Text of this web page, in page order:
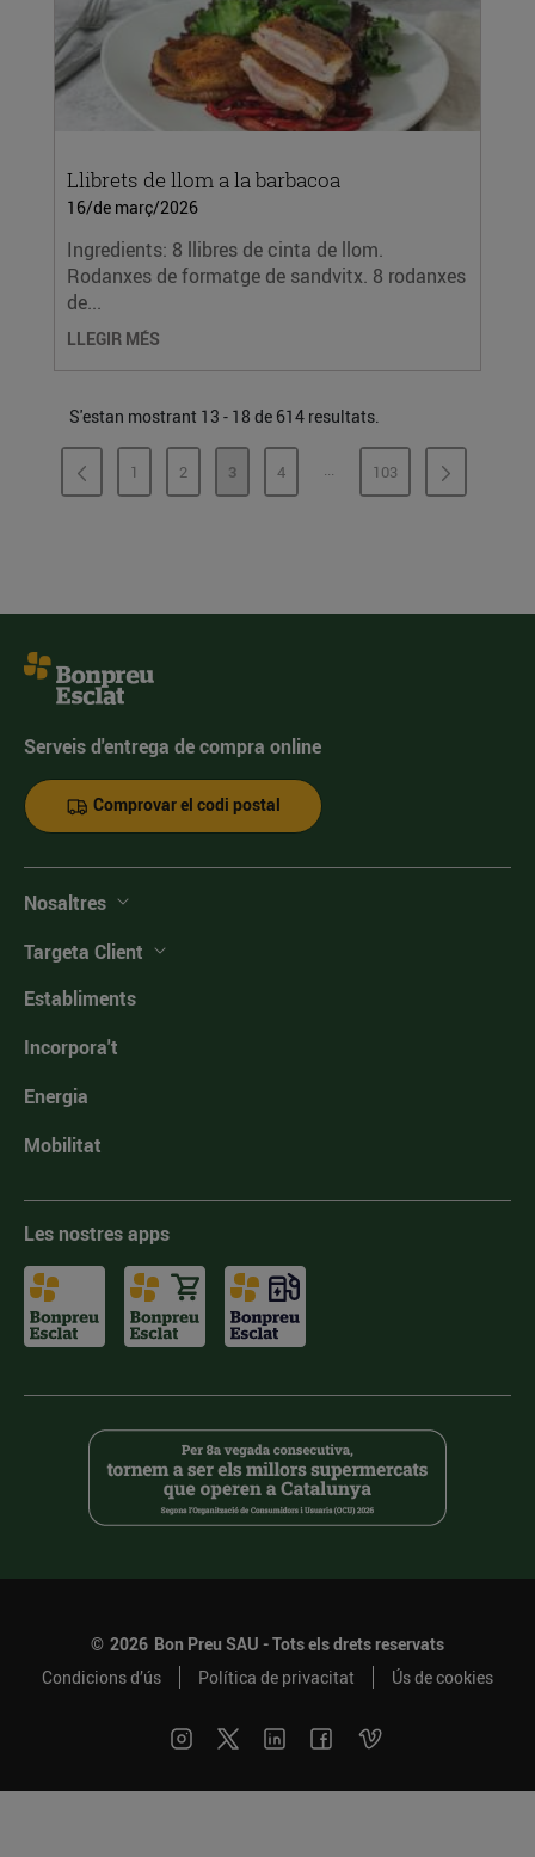
Llibrets de llom a la barbacoa
16/de març/2026
Ingredients: 8 llibres de cinta de llom.
Rodanxes de formatge de sandvitx. 8 rodanxes
de...
LLEGIR MÉS
S'estan mostrant 13 - 18 de 614 resultats.
PÀGINA
1 PÀGINA
2 PÀGINA
3 PÀGINA
4 ...PÀGINES INTERMÈDIES
PÀGINA
103
Serveis d'entrega de compra online
Comprovar el codi postal
Nosaltres
Targeta Client
Establiments
Incorpora't
Energia
Mobilitat
Les nostres apps
© 2026 Bon Preu SAU - Tots els drets reservats
Condicions d’ús
Política de privacitat Ús de cookies